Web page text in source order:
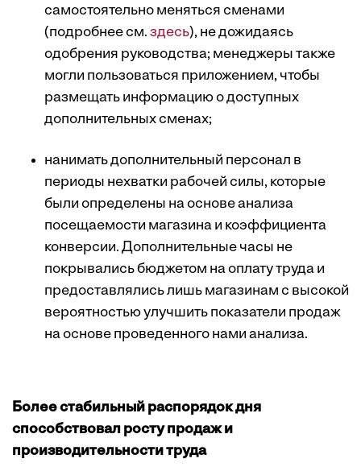
самостоятельно меняться сменами
(подробнее см. здесь), не дожидаясь
одобрения руководства; менеджеры также
могли пользоваться приложением, чтобы
размещать информацию о доступных
дополнительных сменах;
нанимать дополнительный персонал в
периоды нехватки рабочей силы, которые
были определены на основе анализа
посещаемости магазина и коэффициента
конверсии. Дополнительные часы не
покрывались бюджетом на оплату труда и
предоставлялись лишь магазинам с высокой
вероятностью улучшить показатели продаж
на основе проведенного нами анализа.
Более стабильный распорядок дня
способствовал росту продаж и
производительности труда